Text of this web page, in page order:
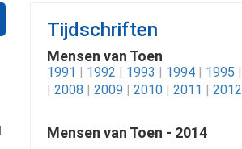
Tijdschriften
Mensen van Toen
1991 | 1992 | 1993 | 1994 | 1995 |
| 2008 | 2009 | 2010 | 2011 | 2012
Mensen van Toen - 2014